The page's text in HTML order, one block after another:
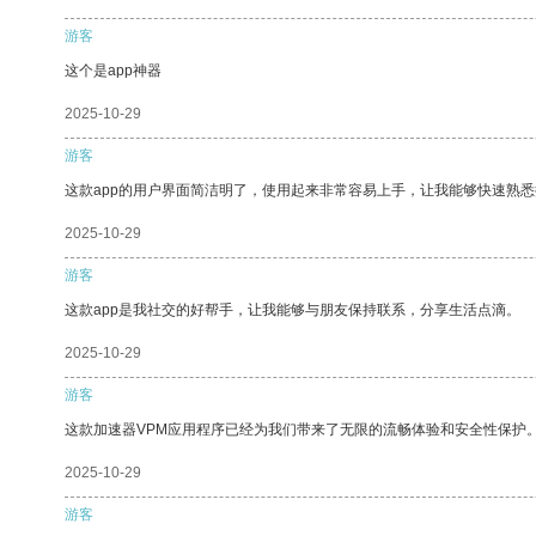
游客
这个是app神器
2025-10-29
游客
这款app的用户界面简洁明了，使用起来非常容易上手，让我能够快速熟悉
2025-10-29
游客
这款app是我社交的好帮手，让我能够与朋友保持联系，分享生活点滴。
2025-10-29
游客
这款加速器VPM应用程序已经为我们带来了无限的流畅体验和安全性保护。
2025-10-29
游客